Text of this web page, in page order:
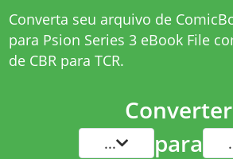
Converta seu arquivo de
para Psion Series 3 eBook File
de CBR para TCR.
Converter
... para